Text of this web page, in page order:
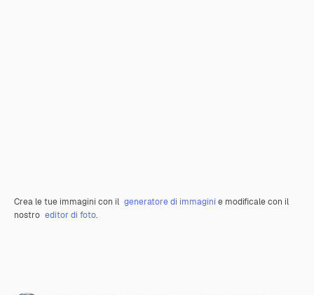
Crea le tue immagini con il generatore di immagini e modificale con il
nostro editor di foto.